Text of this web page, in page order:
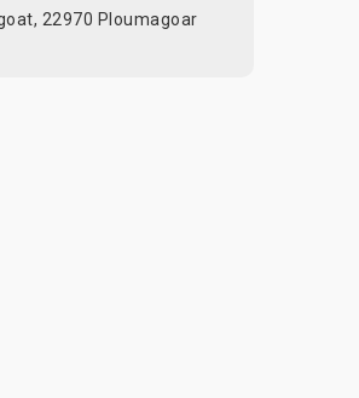
22970 Ploumagoar